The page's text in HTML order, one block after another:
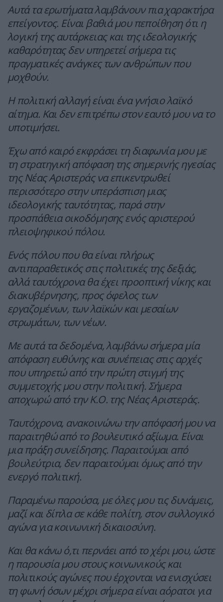
Αυτά τα ερωτήματα λαμβάνουν πια χαρακτήρα
επείγοντος. Είναι βαθιά μου πεποίθηση ότι η
λογική της αυτάρκειας και της ιδεολογικής
καθαρότητας δεν υπηρετεί σήμερα τις
πραγματικές ανάγκες των ανθρώπων που
μοχθούν.
Η πολιτική αλλαγή είναι ένα γνήσιο λαϊκό
αίτημα. Και δεν επιτρέπω στον εαυτό μου να το
υποτιμήσει.
Έχω από καιρό εκφράσει τη διαφωνία μου με
τη στρατηγική απόφαση της σημερινής ηγεσίας
της Νέας Αριστεράς να επικεντρωθεί
περισσότερο στην υπεράσπιση μιας
ιδεολογικής ταυτότητας, παρά στην
προσπάθεια οικοδόμησης ενός αριστερού
πλειοψηφικού πόλου.
Ενός πόλου που θα είναι πλήρως
αντιπαραθετικός στις πολιτικές της δεξιάς,
αλλά ταυτόχρονα θα έχει προοπτική νίκης και
διακυβέρνησης, προς όφελος των
εργαζομένων, των λαϊκών και μεσαίων
στρωμάτων, των νέων.
Με αυτά τα δεδομένα, λαμβάνω σήμερα μία
απόφαση ευθύνης και συνέπειας στις αρχές
που υπηρετώ από την πρώτη στιγμή της
συμμετοχής μου στην πολιτική. Σήμερα
αποχωρώ από την Κ.Ο. της Νέας Αριστεράς.
Ταυτόχρονα, ανακοινώνω την απόφασή μου να
παραιτηθώ από το βουλευτικό αξίωμα. Είναι
μια πράξη συνείδησης. Παραιτούμαι από
βουλεύτρια, δεν παραιτούμαι όμως από την
ενεργό πολιτική.
Παραμένω παρούσα, με όλες μου τις δυνάμεις,
μαζί και δίπλα σε κάθε πολίτη, στον συλλογικό
αγώνα για κοινωνική δικαιοσύνη.
Και θα κάνω ό,τι περνάει από το χέρι μου, ώστε
η παρουσία μου στους κοινωνικούς και
πολιτικούς αγώνες που έρχονται να ενισχύσει
τη φωνή όσων μέχρι σήμερα είναι αόρατοι για